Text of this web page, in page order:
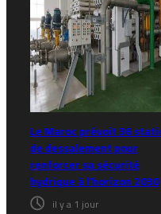
Le Maroc prévoit 36
de dessalement pour
renforcer sa sécurité
hydrique à l’horizon 2030
il y a 1 jour